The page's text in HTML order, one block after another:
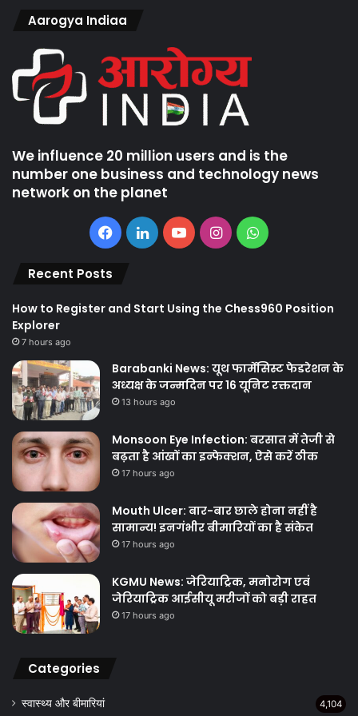
Aarogya Indiaa
We influence 20 million users and is the
number one business and technology news
network on the planet
Facebook
LinkedInYouTubeInstagramWhatsApp
Recent Posts
How to Register and Start Using the Chess960 Position
Explorer
7 hours ago
Barabanki News: यूथ फार्मेसिस्ट फेडरेशन के
अध्यक्ष के जन्मदिन पर 16 यूनिट रक्तदान
13 hours ago
Monsoon Eye Infection: बरसात में तेजी से
बढ़ता है आंखों का इन्फेक्शन, ऐसे करें ठीक
17 hours ago
Mouth Ulcer: बार-बार छाले होना नहीं है
सामान्य! इनगंभीर बीमारियों का है संकेत
17 hours ago
KGMU News: जेरियाट्रिक, मनोरोग एवं
जेरियाट्रिक आईसीयू मरीजों को बड़ी राहत
17 hours ago
Categories
स्वास्थ्य और बीमारियां 4,104